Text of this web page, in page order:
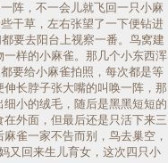
阵，不一会儿就飞回一只小麻
干草，左右张望了一下便钻进
要去阳台上视察一番。鸟窝建
样的小麻雀。那几个小东西浑
要给小麻雀拍照，每次都是等
长脖子张大嘴的叫唤一阵，那
小的绒毛，随后是黑黑短短的
外面，但最后还是只活下来三
雀一家不告而别，鸟去巢空，
又回来生儿育女，这次四只小